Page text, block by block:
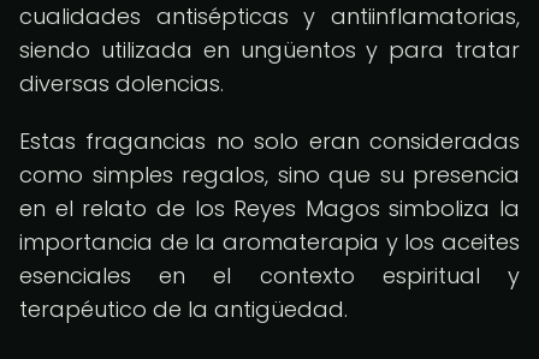
cualidades antisépticas y antiinflamatorias,
siendo utilizada en ungüentos y para tratar
diversas dolencias.
Estas fragancias no solo eran consideradas
como simples regalos, sino que su presencia
en el relato de los Reyes Magos simboliza la
importancia de la aromaterapia y los aceites
esenciales en el contexto espiritual y
terapéutico de la antigüedad.